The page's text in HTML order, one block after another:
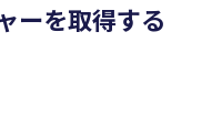
ーを取得する